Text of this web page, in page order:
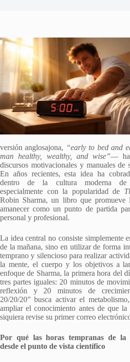
versión anglosajona, “early to bed and
man healthy, wealthy, and wise”— ha
discursos motivacionales y manuales de
En años recientes, esta idea ha
dentro de la cultura moderna de
especialmente con la popularidad de
Robin Sharma, un libro que promueve
amanecer como un punto de partida
personal y profesional.
La idea central no consiste simplemente
de la mañana, sino en utilizar de forma
temprano y silencioso para realizar
la mente, el cuerpo y los objetivos a
enfoque de Sharma, la primera hora del
tres partes iguales: 20 minutos de
reflexión y 20 minutos de
20/20/20” busca activar el
ampliar el conocimiento antes de que
siquiera revise su primer correo
Por qué las horas tempranas de la
desde el punto de vista científico